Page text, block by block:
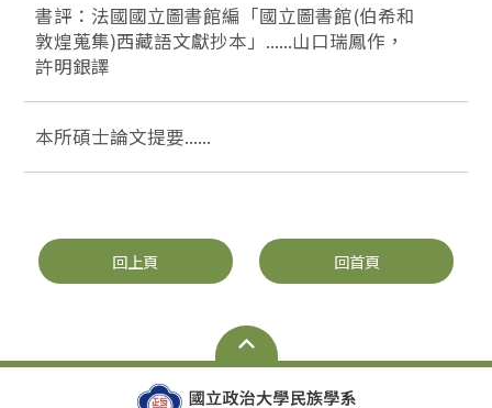
書評：法國國立圖書館編「國立圖書館(伯希和
敦煌蒐集)西藏語文獻抄本」......山口瑞鳳作，
許明銀譯
本所碩士論文提要......
回上頁 回首頁